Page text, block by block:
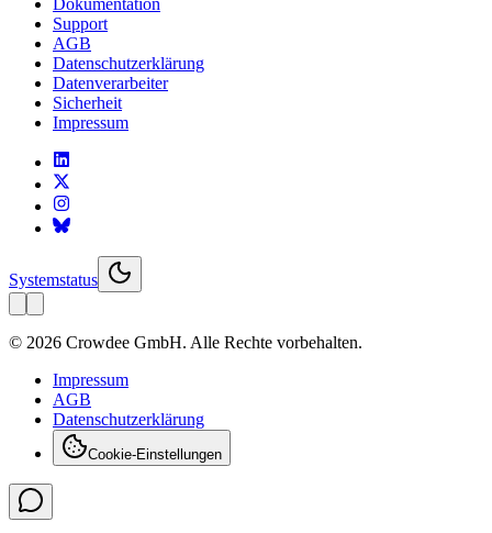
Dokumentation
Support
AGB
Datenschutzerklärung
Datenverarbeiter
Sicherheit
Impressum
Systemstatus
© 2026 Crowdee GmbH. Alle Rechte vorbehalten.
Impressum
AGB
Datenschutzerklärung
Cookie-Einstellungen